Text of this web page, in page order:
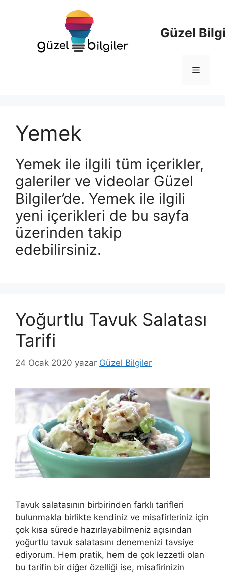
Güzel
Menü
Yemek
Yemek ile ilgili tüm içerikler,
galeriler ve videolar Güzel
Bilgiler’de. Yemek ile ilgili
yeni içerikleri de bu sayfa
üzerinden takip
edebilirsiniz.
Yoğurtlu Tavuk Salatası
Tarifi
24 Ocak 2020 yazar Güzel Bilgiler
Tavuk salatasının birbirinden farklı tarifleri
bulunmakla birlikte kendiniz ve misafirleriniz için
çok kısa sürede hazırlayabilmeniz açısından
yoğurtlu tavuk salatasını denemenizi tavsiye
ediyorum. Hem pratik, hem de çok lezzetli olan
bu tarifin bir diğer özelliği ise, misafirinizin